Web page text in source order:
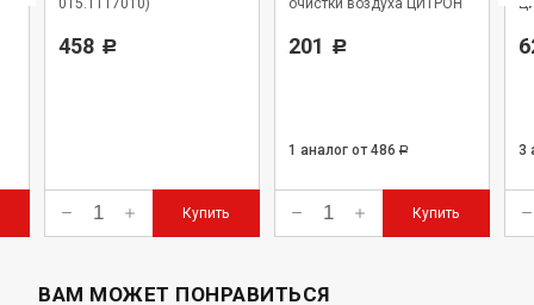
015.1117010)
458 Р
Купить
очистки воздуха ЦИТРОН
201 Р
1 аналог от 486 Р
Купить
3
ВАМ МОЖЕТ ПОНРАВИТЬСЯ